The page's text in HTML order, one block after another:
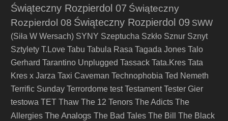
Świąteczny Rozpierdol 07 Świąteczny
Rozpierdol 08 Świąteczny Rozpierdol 09 SWW
(Siła W Wersach) SYNY Szeptucha Szkło Sznur Sznyt
Sztylety T.Love Tabu Tabula Rasa Tagada Jones Talo
Gerhard Tarantino Unplugged Tassack Tata.Kres Tata
Kres x Jarza Taxi Caveman Technophobia Ted Nemeth
Terrific Sunday Terrordome test Testament Tester Gier
testowa TET Thaw The 12 Tenors The Adicts The
Allergies The Analogs The Bad Tales The Bill
The Black